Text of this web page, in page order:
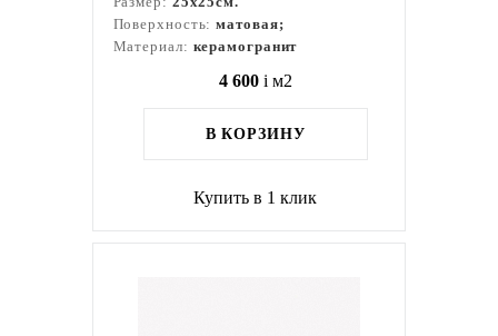
Поверхность:матовая;
Материал: керамогранит
4 600 i м2
В КОРЗИНУ
Купить в 1 клик